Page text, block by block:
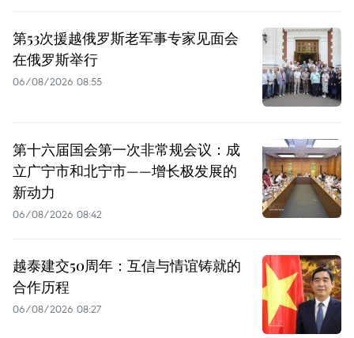
第53次援越俄罗斯老军事专家见面会
在俄罗斯举行
06/08/2026 08:55
第十六届国会第一次非常规会议：成
立广宁市和北宁市——增长极发展的
新动力
06/08/2026 08:42
越泰建交50周年：互信与情谊铸就的
合作历程
06/08/2026 08:27